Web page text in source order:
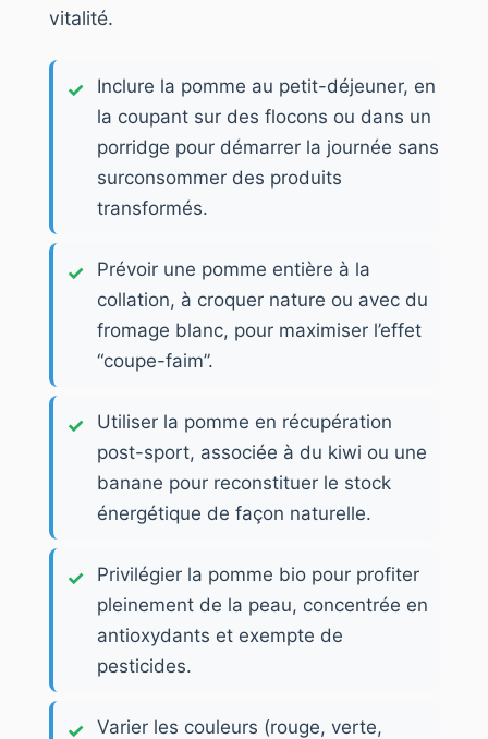
vitalité.
Inclure la pomme au petit-déjeuner, en
la coupant sur des flocons ou dans un
porridge pour démarrer la journée sans
surconsommer des produits
transformés.
Prévoir une pomme entière à la
collation, à croquer nature ou avec du
fromage blanc, pour maximiser l’effet
“coupe-faim”.
Utiliser la pomme en récupération
post-sport, associée à du kiwi ou une
banane pour reconstituer le stock
énergétique de façon naturelle.
Privilégier la pomme bio pour profiter
pleinement de la peau, concentrée en
antioxydants et exempte de
pesticides.
Varier les couleurs (rouge, verte,